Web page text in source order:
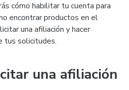
cómo habilitar tu cuenta para
encontrar productos en el
una afiliación y hacer
tus solicitudes.
una afiliación